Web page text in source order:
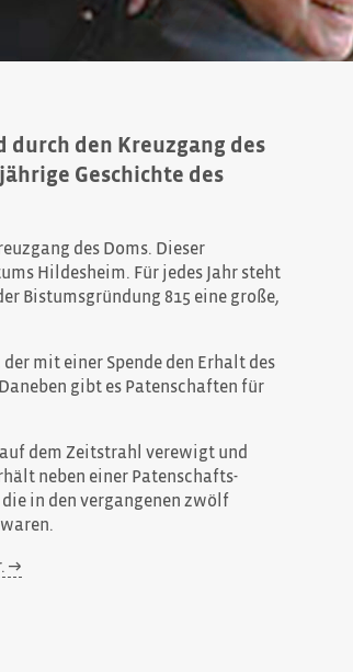
durch den Kreuzgang des
Geschichte des
des Doms. Dieser
Hildesheim. Für jedes Jahr steht
Bistumsgründung 815 eine große,
mit einer Spende den Erhalt des
gibt es Patenschaften für
dem Zeitstrahl verewigt und
neben einer Patenschafts-
in den vergangenen zwölf